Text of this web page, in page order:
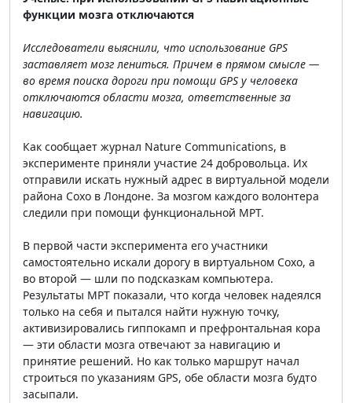
функции мозга отключаются
Исследователи выяснили, что использование GPS
заставляет мозг лениться. Причем в прямом смысле —
во время поиска дороги при помощи GPS у человека
отключаются области мозга, ответственные за
навигацию.
Как сообщает журнал Nature Communications, в
эксперименте приняли участие 24 добровольца. Их
отправили искать нужный адрес в виртуальной модели
района Сохо в Лондоне. За мозгом каждого волонтера
следили при помощи функциональной МРТ.
В первой части эксперимента его участники
самостоятельно искали дорогу в виртуальном Сохо, а
во второй — шли по подсказкам компьютера.
Результаты МРТ показали, что когда человек надеялся
только на себя и пытался найти нужную точку,
активизировались гиппокамп и префронтальная кора
— эти области мозга отвечают за навигацию и
принятие решений. Но как только маршрут начал
строиться по указаниям GPS, обе области мозга будто
засыпали.